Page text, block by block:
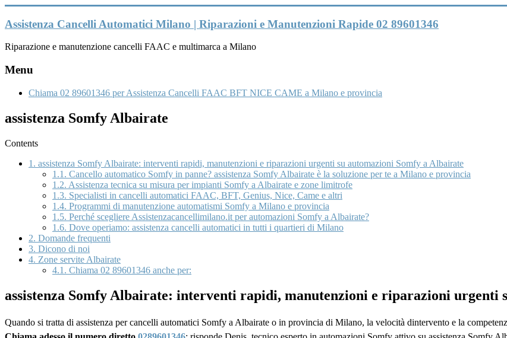
al
contenuto
Assistenza Cancelli Automatici Milano | Riparazioni e Manutenzioni Rapide 02 89601346
Riparazione e manutenzione cancelli FAAC e multimarca a Milano
Menu
Chiama 02 89601346 per Assistenza Cancelli FAAC BFT NICE CAME a Milano e provincia
assistenza Somfy Albairate
Contents
1. assistenza Somfy Albairate: interventi rapidi, manutenzioni e riparazioni urgenti su automazioni Somfy a Albairate
1.1. Cancello automatico Somfy in panne? assistenza Somfy Albairate è la soluzione per te a Milano e provincia
1.2. Assistenza tecnica su misura per impianti Somfy a Albairate e zone limitrofe
1.3. Specialisti in cancelli automatici FAAC, BFT, Genius, Nice, Came e altri
1.4. Programmi di manutenzione automatismi Somfy a Milano e provincia
1.5. Perché scegliere Assistenzacancellimilano.it per automazioni Somfy a Albairate?
1.6. Dove operiamo: assistenza cancelli automatici in tutti i quartieri di Milano
2. Domande frequenti
3. Dicono di noi
4. Zone servite Albairate
4.1. Chiama 02 89601346 anche per:
assistenza Somfy Albairate: interventi rapidi, manutenzioni e riparazioni urgenti
Quando si tratta di assistenza per cancelli automatici Somfy a Albairate o in provincia di Milano, la velocità dintervento e la